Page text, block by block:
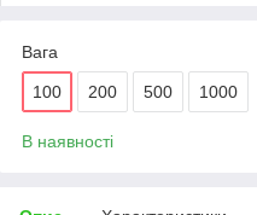
Вага
100 200 500 1000
В наявності